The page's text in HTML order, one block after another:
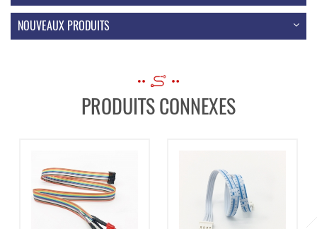
NOUVEAUX PRODUITS
PRODUITS CONNEXES